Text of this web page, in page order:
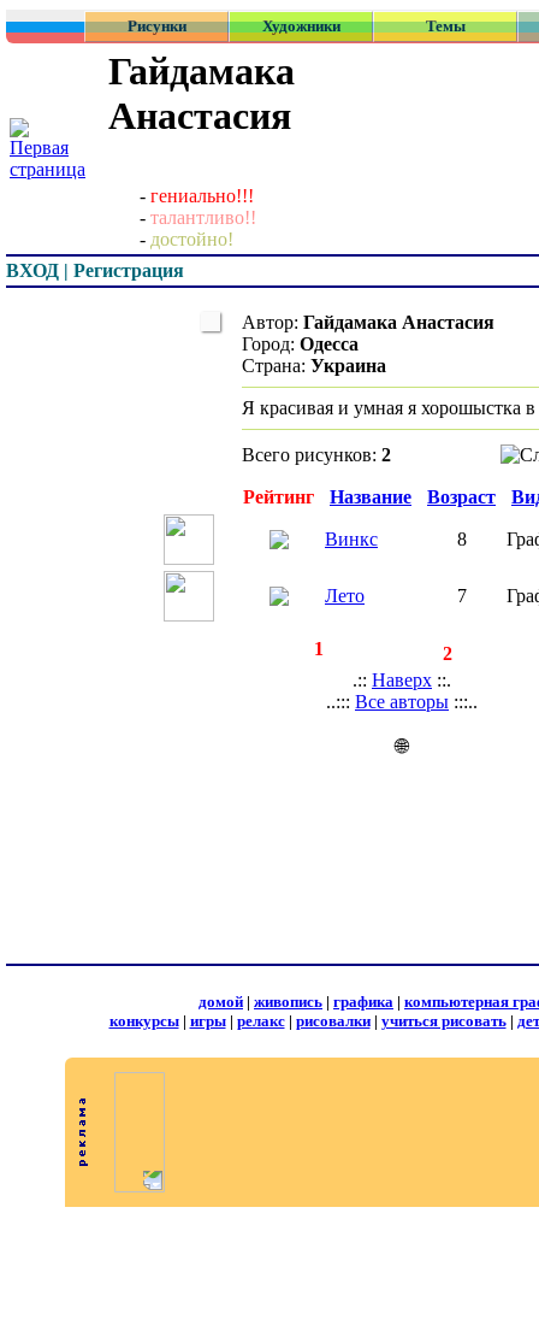
Рисунки Художники Темы
Гайдамака
Анастасия
- гениально!!!
- талантливо!!
- достойно!
ВХОД | Регистрация
Автор: Гайдамака Анастасия
Город: Одесса
Страна: Украина
Я красивая и умная я хорошыстка в
Всего рисунков: 2
Рейтинг Название Возраст
Винкс 8
Лето 7
1
2
.:: Наверх ::.
..::: Все авторы :::..
🌐
домой | живопись | графика | компьютерная
конкурсы| игры| релакс| рисовалки| учиться рисовать|